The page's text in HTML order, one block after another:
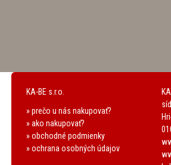
KA-BE s.r.o.
» prečo u nás nakupovať?
» ako nakupovať?
» obchodné podmienky
» ochrana osobných údajov